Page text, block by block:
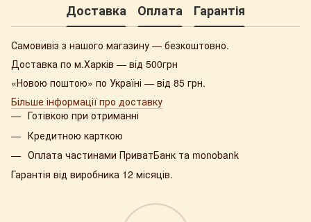
Доставка Оплата Гарантія
Самовивіз з нашого магазину — безкоштовно.
Доставка по м.Харків — від 500грн
«Новою поштою» по Україні — від 85 грн.
Більше інформації про доставку
Готівкою при отриманні
Кредитною карткою
Оплата частинами ПриватБанк та monobank
Гарантія від виробника 12 місяців.